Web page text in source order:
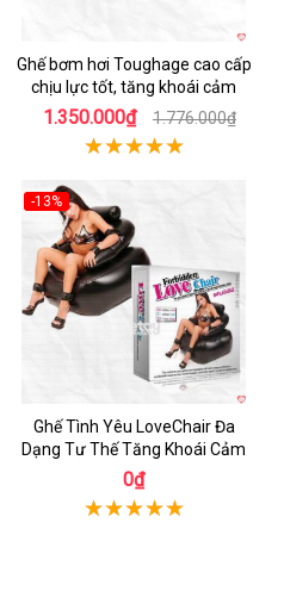
Ghế bơm hơi Toughage cao cấp
chịu lực tốt, tăng khoái cảm
1.350.000₫ 1.776.000₫
-13%
Ghế Tình Yêu LoveChair Đa
Dạng Tư Thế Tăng Khoái Cảm
0₫